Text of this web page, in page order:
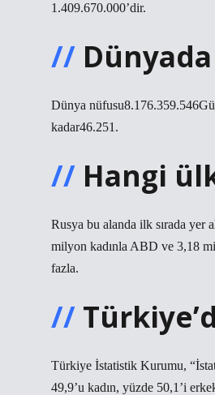
1.409.670.000’dir.
Dünya
kadar46.251.
Hangi
Rusya bu alanda ilk sırada yer
milyon kadınla ABD ve 3,18
fazla.
Türkiye İstatistik Kurumu,
49,9’u kadın, yüzde 50,1’i